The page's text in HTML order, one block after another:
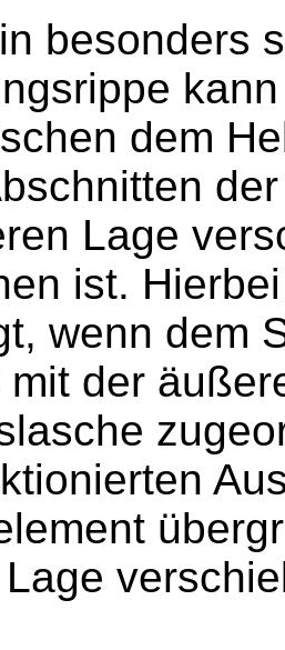
besonders
dem
Lage
ist.
wenn dem
der